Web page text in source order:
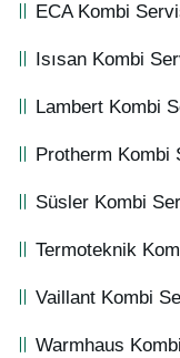
ECA Kombi
Isısan Kombi
Lambert Kombi
Protherm Kombi
Süsler Kombi
Termoteknik
Vaillant Kombi
Warmhaus